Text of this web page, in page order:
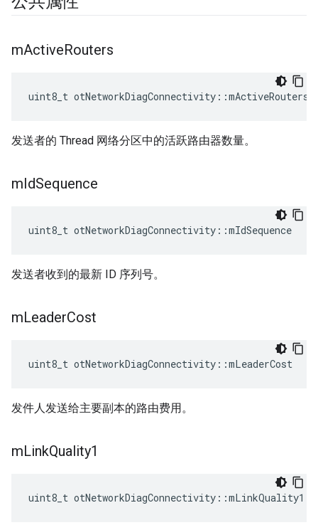
mActiveRouters
uint8_t otNetworkDiagConnectivity ::mActiveRouters
发送者的 Thread 网络分区中的活跃路由器数量。
mIdSequence
uint8_t otNetworkDiagConnectivity ::mIdSequence
发送者收到的最新 ID 序列号。
mLeaderCost
uint8_t otNetworkDiagConnectivity ::mLeaderCost
发件人发送给主要副本的路由费用。
mLinkQuality1
uint8_t otNetworkDiagConnectivity ::mLinkQuality1